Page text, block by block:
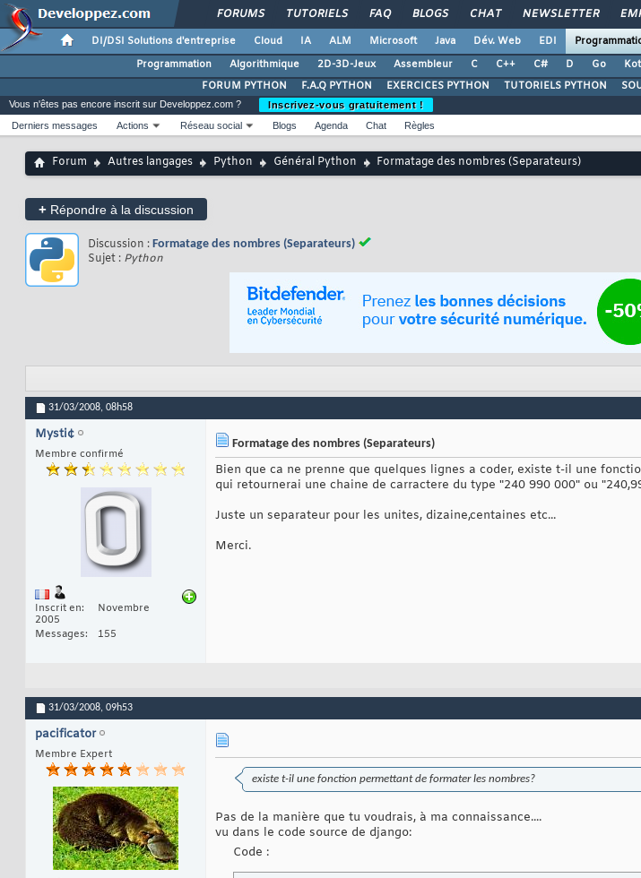
FORUMS TUTORIELS FAQ BLOGS CHAT NEWSLETTER
DI/DSI Solutions d'entreprise Cloud IA ALM Microsoft Java Dév. Web EDI
Programmation
Algorithmique 2D-3D-Jeux Assembleur C C++ C# D Go
FORUM PYTHON
F.A.Q PYTHON EXERCICES PYTHON TUTORIELS PYTHON
Vous n'êtes pas encore inscrit sur Developpez.com ?
Inscrivez-vous gratuitement !
Derniers messages
Actions Réseau social Blogs Agenda Chat Règles
Forum Autres langages Python Général Python Formatage des nombres (Separateurs)
+ Répondre à la discussion
Discussion : Formatage des nombres (Separateurs)
Sujet : Python
31/03/2008, 08h58
Mysti¢
Membre confirmé
Inscrit en
Novembre
2005
Messages
155
Formatage des nombres (Separateurs)
Bien que ca ne prenne que quelques lignes a coder, existe t-il une
qui retournerai une chaine de carractere du type "240 990 000" ou
Juste un separateur pour les unites, dizaine,centaines etc...
Merci.
31/03/2008, 09h53
pacificator
Membre Expert
existe t-il une fonction permettant de formater les nombres?
Pas de la manière que tu voudrais, à ma connaissance....
vu dans le code source de django:
Code :